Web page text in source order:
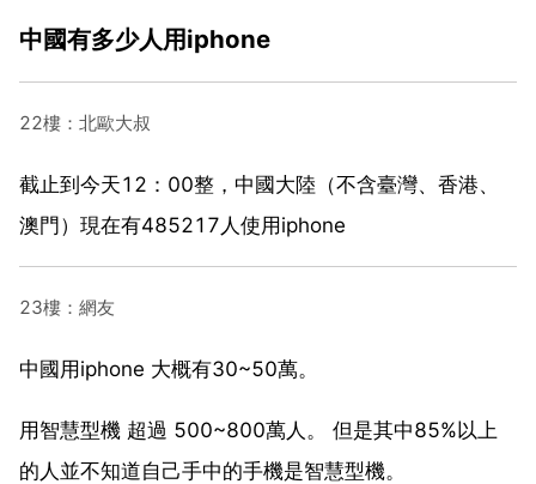
中國有多少人用iphone
22樓：北歐大叔
截止到今天12：00整，中國大陸（不含臺灣、香港、
澳門）現在有485217人使用iphone
23樓：網友
中國用iphone 大概有30~50萬。
用智慧型機 超過 500~800萬人。 但是其中85%以上
的人並不知道自己手中的手機是智慧型機。